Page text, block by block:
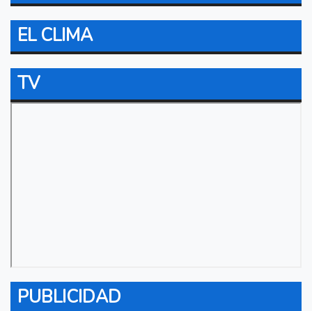
EL CLIMA
TV
PUBLICIDAD